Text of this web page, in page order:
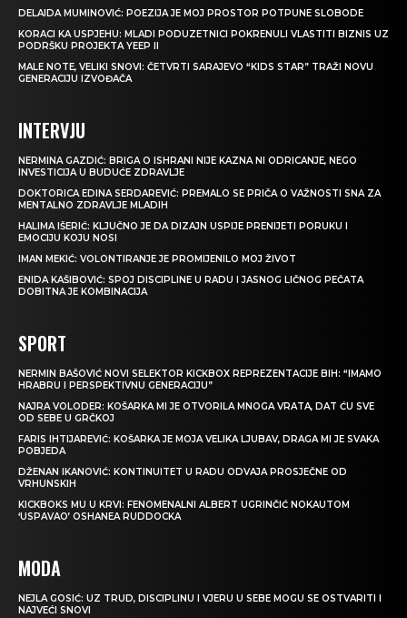
DELAIDA MUMINOVIĆ: POEZIJA JE MOJ PROSTOR POTPUNE SLOBODE
KORACI KA USPJEHU: MLADI PODUZETNICI POKRENULI VLASTITI BIZNIS UZ
PODRŠKU PROJEKTA YEEP II
MALE NOTE, VELIKI SNOVI: ČETVRTI SARAJEVO “KIDS STAR” TRAŽI NOVU
GENERACIJU IZVOĐAČA
INTERVJU
NERMINA GAZDIĆ: BRIGA O ISHRANI NIJE KAZNA NI ODRICANJE, NEGO
INVESTICIJA U BUDUĆE ZDRAVLJE
DOKTORICA EDINA SERDAREVIĆ: PREMALO SE PRIČA O VAŽNOSTI SNA ZA
MENTALNO ZDRAVLJE MLADIH
HALIMA IŠERIĆ: KLJUČNO JE DA DIZAJN USPIJE PRENIJETI PORUKU I
EMOCIJU KOJU NOSI
IMAN MEKIĆ: VOLONTIRANJE JE PROMIJENILO MOJ ŽIVOT
ENIDA KAŠIBOVIĆ: SPOJ DISCIPLINE U RADU I JASNOG LIČNOG PEČATA
DOBITNA JE KOMBINACIJA
SPORT
NERMIN BAŠOVIĆ NOVI SELEKTOR KICKBOX REPREZENTACIJE BIH: “IMAMO
HRABRU I PERSPEKTIVNU GENERACIJU”
NAJRA VOLODER: KOŠARKA MI JE OTVORILA MNOGA VRATA, DAT ĆU SVE
OD SEBE U GRČKOJ
FARIS IHTIJAREVIĆ: KOŠARKA JE MOJA VELIKA LJUBAV, DRAGA MI JE SVAKA
POBJEDA
DŽENAN IKANOVIĆ: KONTINUITET U RADU ODVAJA PROSJEČNE OD
VRHUNSKIH
KICKBOKS MU U KRVI: FENOMENALNI ALBERT UGRINČIĆ NOKAUTOM
‘USPAVAO’ OSHANEA RUDDOCKA
MODA
NEJLA GOSIĆ: UZ TRUD, DISCIPLINU I VJERU U SEBE MOGU SE OSTVARITI I
NAJVEĆI SNOVI